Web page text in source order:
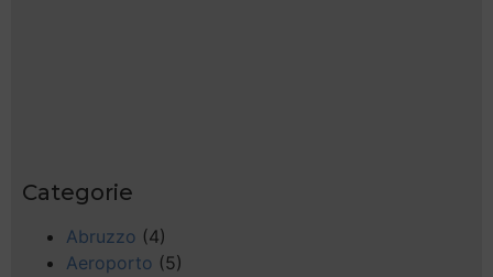
Categorie
Abruzzo (4)
Aeroporto (5)